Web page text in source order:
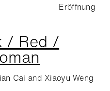
/ Red /
Eröffnung
Cai and Xiaoyu Weng